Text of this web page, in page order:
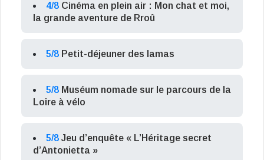
4/8 Cinéma en plein air : Mon chat et moi,
la grande aventure de Rroû
5/8 Petit-déjeuner des lamas
5/8 Muséum nomade sur le parcours de la
Loire à vélo
5/8 Jeu d’enquête « L’Héritage secret
d’Antonietta »